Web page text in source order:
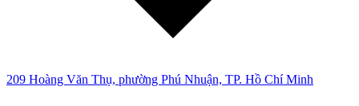
209 Hoàng Văn Thụ, phường Phú Nhuận, TP. Hồ Chí Minh